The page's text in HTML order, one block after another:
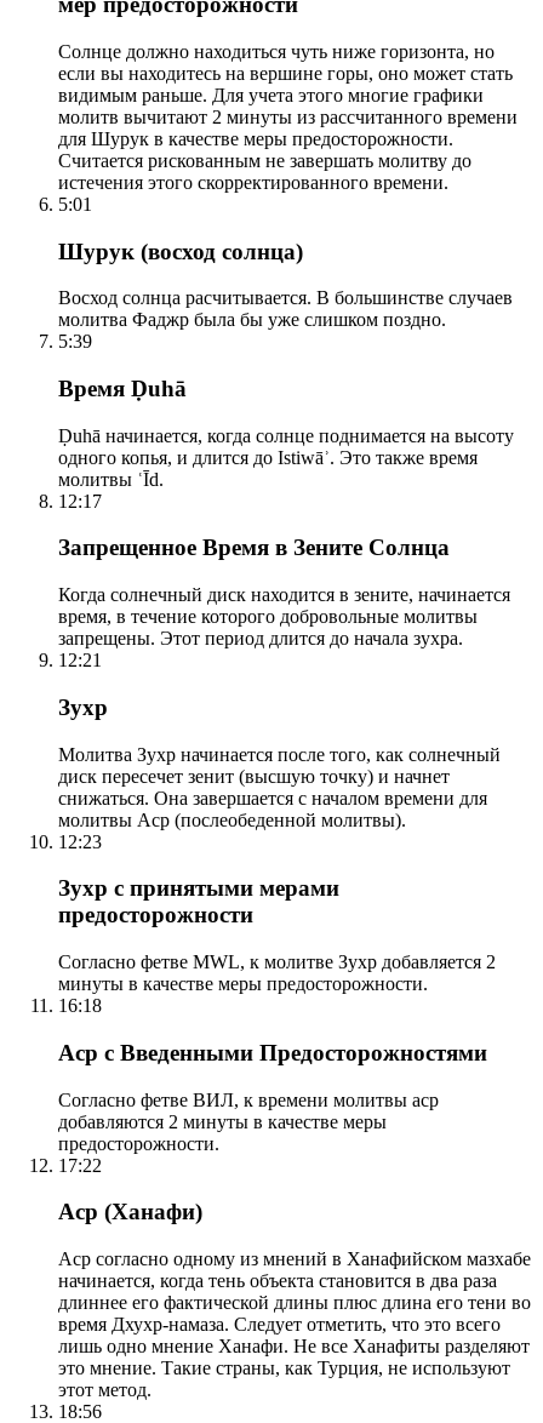
Солнце должно находиться чуть ниже горизонта, но
если вы находитесь на вершине горы, оно может стать
видимым раньше. Для учета этого многие графики
молитв вычитают 2 минуты из рассчитанного времени
для Шурук в качестве меры предосторожности.
Считается рискованным не завершать молитву до
истечения этого скорректированного времени.
5:01
Шурук (восход солнца)
Восход солнца расчитывается. В большинстве случаев
молитва Фаджр была бы уже слишком поздно.
5:39
Время Ḍuhā
Ḍuhā начинается, когда солнце поднимается на высоту
одного копья, и длится до Istiwāʾ. Это также время
молитвы ʿĪd.
12:17
Запрещенное Время в Зените Солнца
Когда солнечный диск находится в зените, начинается
время, в течение которого добровольные молитвы
запрещены. Этот период длится до начала зухра.
12:21
Зухр
Молитва Зухр начинается после того, как солнечный
диск пересечет зенит (высшую точку) и начнет
снижаться. Она завершается с началом времени для
молитвы Аср (послеобеденной молитвы).
12:23
Зухр с принятыми мерами
предосторожности
Согласно фетве MWL, к молитве Зухр добавляется 2
минуты в качестве меры предосторожности.
16:18
Аср с Введенными Предосторожностями
Согласно фетве ВИЛ, к времени молитвы аср
добавляются 2 минуты в качестве меры
предосторожности.
17:22
Аср (Ханафи)
Аср согласно одному из мнений в Ханафийском мазхабе
начинается, когда тень объекта становится в два раза
длиннее его фактической длины плюс длина его тени во
время Дхухр-намаза. Следует отметить, что это всего
лишь одно мнение Ханафи. Не все Ханафиты разделяют
это мнение. Такие страны, как Турция, не используют
этот метод.
18:56